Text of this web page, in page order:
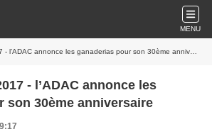
MENU
annonce les ganaderias pour son 30ème anniversaire
- l’ADAC annonce les
son 30ème anniversaire